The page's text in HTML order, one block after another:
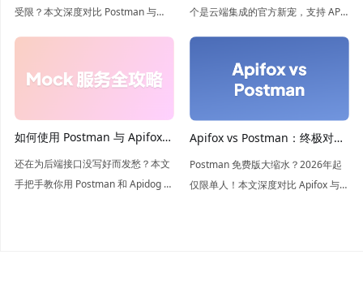
受限？本文深度对比 Postman 与
借强大的团队协作与无限制测试成为
个是云端集成的官方新宠，支持 API
异，帮你根据团队需求锁定最佳自动
化测试方案！
如何使用 Postman 与 Apifox
创建 mock 服务端？
还在为后端接口没写好而发愁？本文
手把手教你用 Postman 和 Apidog 搭
Apifox vs Postman：终极对比
指南
Postman 免费版大缩水？2026年起
仅限单人！本文深度对比 Apifox 与